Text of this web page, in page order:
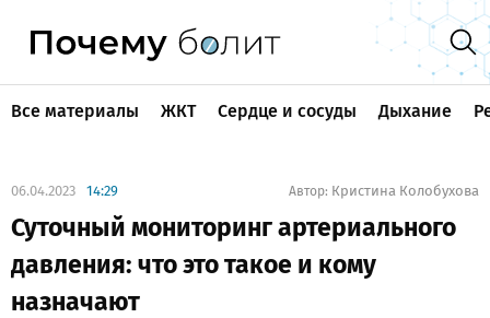
Все материалы ЖКТ Сердце и сосуды Дыхание
06.04.2023 14:29 Автор: Кристина Колобухова
Суточный мониторинг артериального
давления: что это такое и кому
назначают